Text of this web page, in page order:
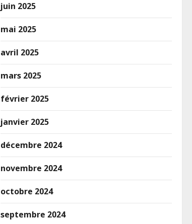
juin 2025
mai 2025
avril 2025
mars 2025
février 2025
janvier 2025
décembre 2024
novembre 2024
octobre 2024
septembre 2024